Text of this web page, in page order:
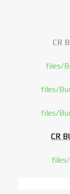
CR
files/
files/
files/
CR
files/